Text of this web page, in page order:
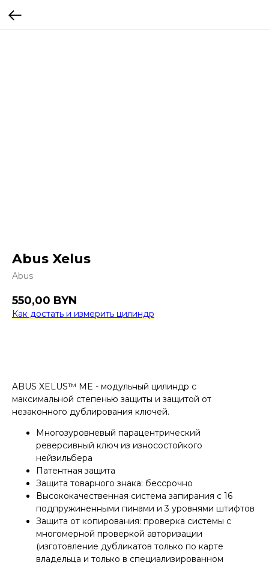
Abus Xelus
Abus
550,00 BYN
Как достать и измерить цилиндр
ABUS XELUS™ ME - модульный цилиндр с
максимальной степенью защиты и защитой от
незаконного дублирования ключей.
Многозуровневый парацентрический
реверсивный ключ из износостойкого
нейзильбера
Патентная защита
Защита товарного знака: бессрочно
Высококачественная система запирания с 16
подпружиненными пинами и 3 уровнями штифтов
Защита от копирования: проверка системы с
многомерной проверкой авторизации
(изготовление дубликатов только по карте
владельца и только в специализированном